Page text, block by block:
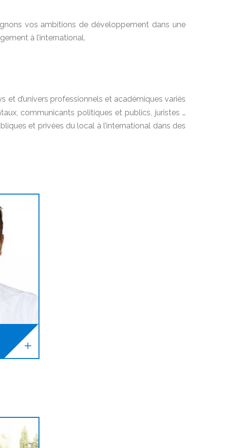
vos ambitions de développement dans une
à l’international.
et d’univers professionnels et académiques variés
communicants politiques et publics, juristes …
et privées du local à l’international dans des